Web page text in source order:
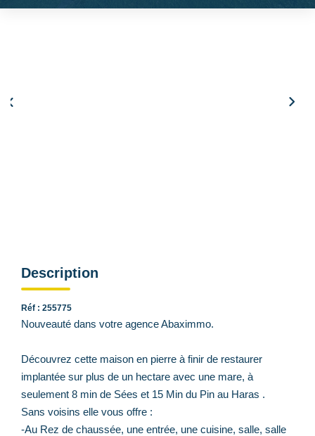
Description
Réf : 255775
Nouveauté dans votre agence Abaximmo.
Découvrez cette maison en pierre à finir de restaurer
implantée sur plus de un hectare avec une mare, à
seulement 8 min de Sées et 15 Min du Pin au Haras .
Sans voisins elle vous offre :
-Au Rez de chaussée, une entrée, une cuisine, salle, salle